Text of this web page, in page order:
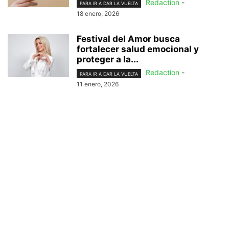
PARA IR A DAR LA VUELTA Redaction -
18 enero, 2026
Festival del Amor busca
fortalecer salud emocional y
proteger a la...
PARA IR A DAR LA VUELTA Redaction -
11 enero, 2026